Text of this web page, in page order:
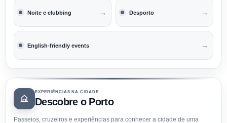
Noite e clubbing → Desporto →
English-friendly events →
EXPERIÊNCIAS NA CIDADE
Descobre o Porto
Passeios, cruzeiros e experiências para conhecer a cidade de uma